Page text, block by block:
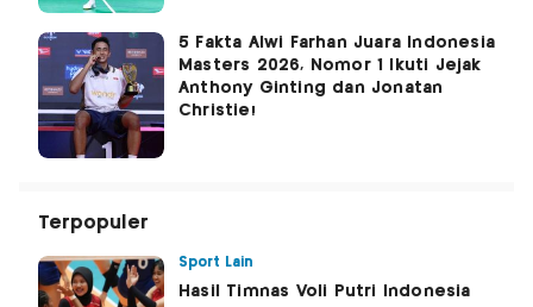
5 Fakta Alwi Farhan Juara Indonesia
Masters 2026, Nomor 1 Ikuti Jejak
Anthony Ginting dan Jonatan
Christie!
Terpopuler
Sport Lain
Hasil Timnas Voli Putri Indonesia